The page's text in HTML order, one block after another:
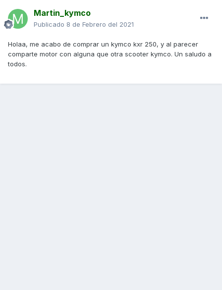
Martin_kymco
Publicado 8 de Febrero del 2021
Holaa, me acabo de comprar un kymco kxr 250, y al parecer
comparte motor con alguna que otra scooter kymco. Un saludo a
todos.